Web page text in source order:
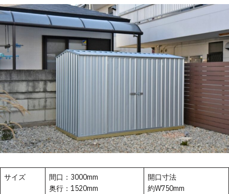
サイズ
間口：3000mm
奥行：1520mm
開口寸法
約W750mm